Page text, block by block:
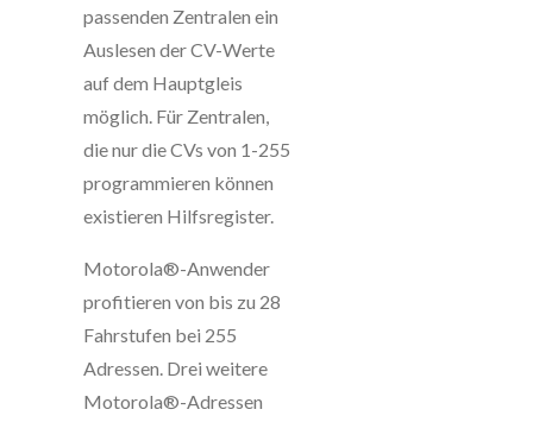
passenden Zentralen ein
Auslesen der CV-Werte
auf dem Hauptgleis
möglich. Für Zentralen,
die nur die CVs von 1-255
programmieren können
existieren Hilfsregister.
Motorola®-Anwender
profitieren von bis zu 28
Fahrstufen bei 255
Adressen. Drei weitere
Motorola®-Adressen